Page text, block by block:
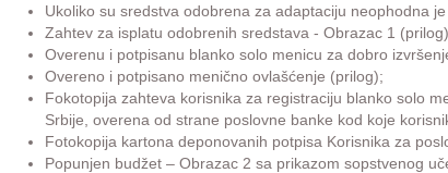
Ukoliko su sredstva odobrena za adaptaciju neophodna
Zahtev za isplatu odobrenih sredstava - Obrazac 1
Overenu i potpisanu blanko solo menicu za dobro
Overeno i potpisano menično ovlašćenje (prilog);
Fokotopija zahteva korisnika za registraciju blanko solo
Srbije, overena od strane poslovne banke kod koje
Fotokopija kartona deponovanih potpisa Korisnika za
Popunjen budžet – Obrazac 2 sa prikazom sopstvenog